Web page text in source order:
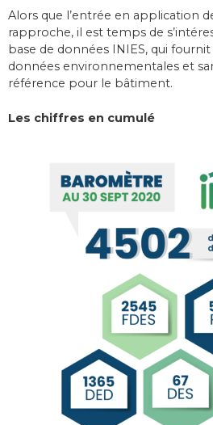
Alors que l’entrée en application
rapproche, il est temps de
base de données INIES, qui fournit
données environnementales et
référence pour le bâtiment.
Les chiffres en cumulé